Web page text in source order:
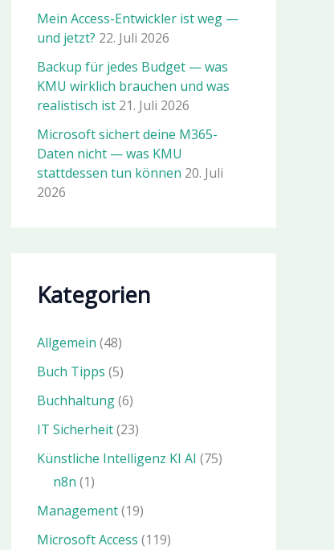
Mein Access-Entwickler ist weg —
und jetzt? 22. Juli 2026
Backup für jedes Budget — was
KMU wirklich brauchen und was
realistisch ist 21. Juli 2026
Microsoft sichert deine M365-
Daten nicht — was KMU
stattdessen tun können 20. Juli
2026
Kategorien
Allgemein (48)
Buch Tipps (5)
Buchhaltung(6)
IT Sicherheit(23)
Künstliche Intelligenz KI AI (75)
n8n (1)
Management(19)
Microsoft Access (119)